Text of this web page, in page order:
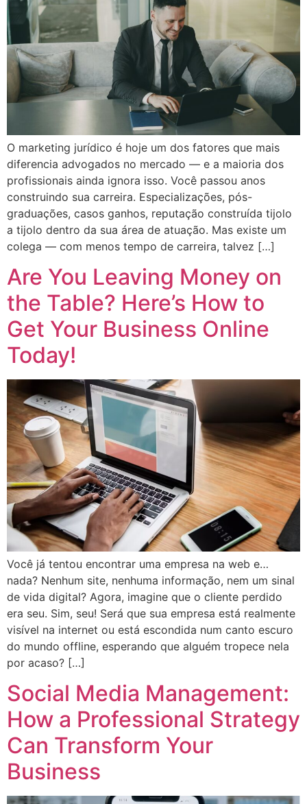
O marketing jurídico é hoje um dos fatores que mais
diferencia advogados no mercado — e a maioria dos
profissionais ainda ignora isso. Você passou anos
construindo sua carreira. Especializações, pós-
graduações, casos ganhos, reputação construída tijolo
a tijolo dentro da sua área de atuação. Mas existe um
colega — com menos tempo de carreira, talvez […]
Are You Leaving Money on
the Table? Here’s How to
Get Your Business Online
Today!
Você já tentou encontrar uma empresa na web e…
nada? Nenhum site, nenhuma informação, nem um sinal
de vida digital? Agora, imagine que o cliente perdido
era seu. Sim, seu! Será que sua empresa está realmente
visível na internet ou está escondida num canto escuro
do mundo offline, esperando que alguém tropece nela
por acaso? […]
Social Media Management:
How a Professional Strategy
Can Transform Your
Business